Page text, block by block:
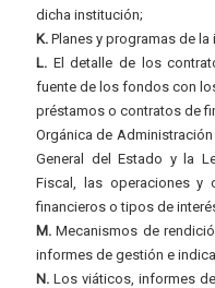
dicha institución;
K. Planes y programas de
L. El detalle de los
fuente de los fondos con
préstamos o contratos de
Orgánica de
General del Estado y la
Fiscal, las operaciones
financieros o tipos de
M. Mecanismos de
informes de gestión e
N. Los viáticos, informes